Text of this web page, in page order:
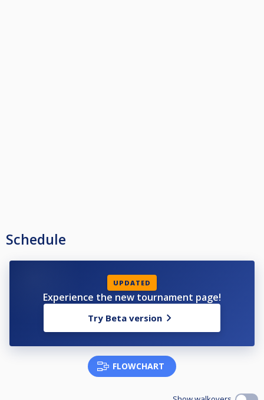
Schedule
UPDATED
Experience the new tournament page!
Try Beta version
FLOWCHART